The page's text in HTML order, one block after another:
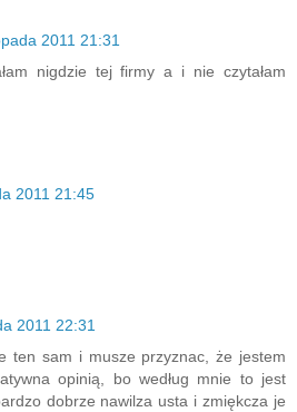
2011 21:31
nigdzie tej firmy a i nie czytałam
2011 21:45
2011 22:31
ten sam i musze przyznac, że jestem
opinią, bo według mnie to jest
dobrze nawilza usta i zmiękcza je